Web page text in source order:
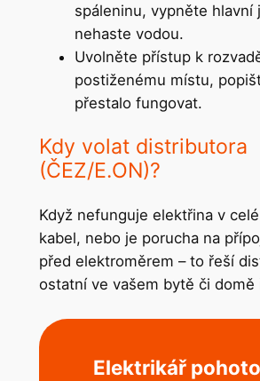
spáleninu, vypněte hlavní
nehaste vodou.
Uvolněte přístup k
postiženému místu,
přestalo fungovat.
Kdy volat distributora
(ČEZ/E.ON)?
Když nefunguje elektřina v
kabel, nebo je porucha na
před elektroměrem – to řeší
ostatní ve vašem bytě či domě
Elektrikář